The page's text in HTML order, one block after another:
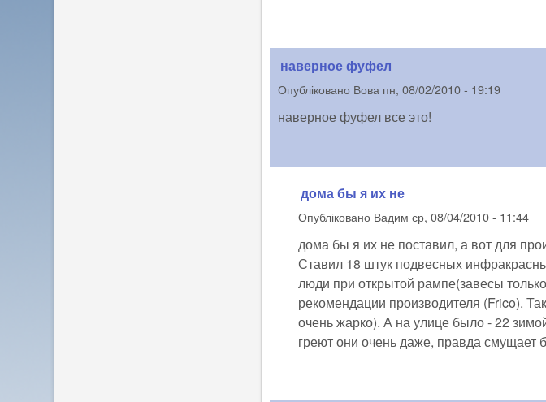
наверное фуфел
Опубліковано Вова пн, 08/02/2010 - 19:19
наверное фуфел все это!
дома бы я их не
Опубліковано Вадим ср, 08/04/2010 - 11:44
дома бы я их не поставил, а вот для
Ставил 18 штук подвесных
люди при открытой рампе(завесы
рекомендации производителя (Frico).
очень жарко). А на улице было - 22
греют они очень даже, правда смущает